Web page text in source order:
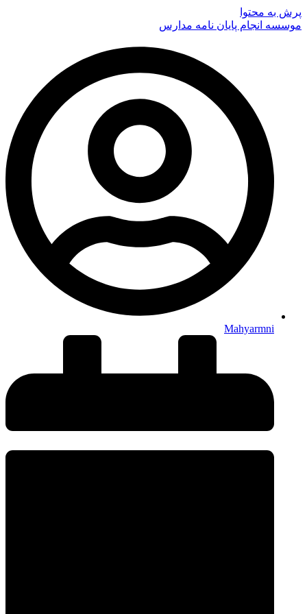
پرش به محتوا
موسسه انجام پایان نامه مدارس
Mahyarmni